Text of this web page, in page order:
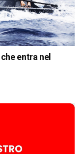
entra nel